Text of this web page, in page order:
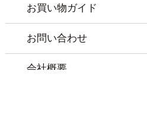
お買い物ガイド
お問い合わせ
会社概要